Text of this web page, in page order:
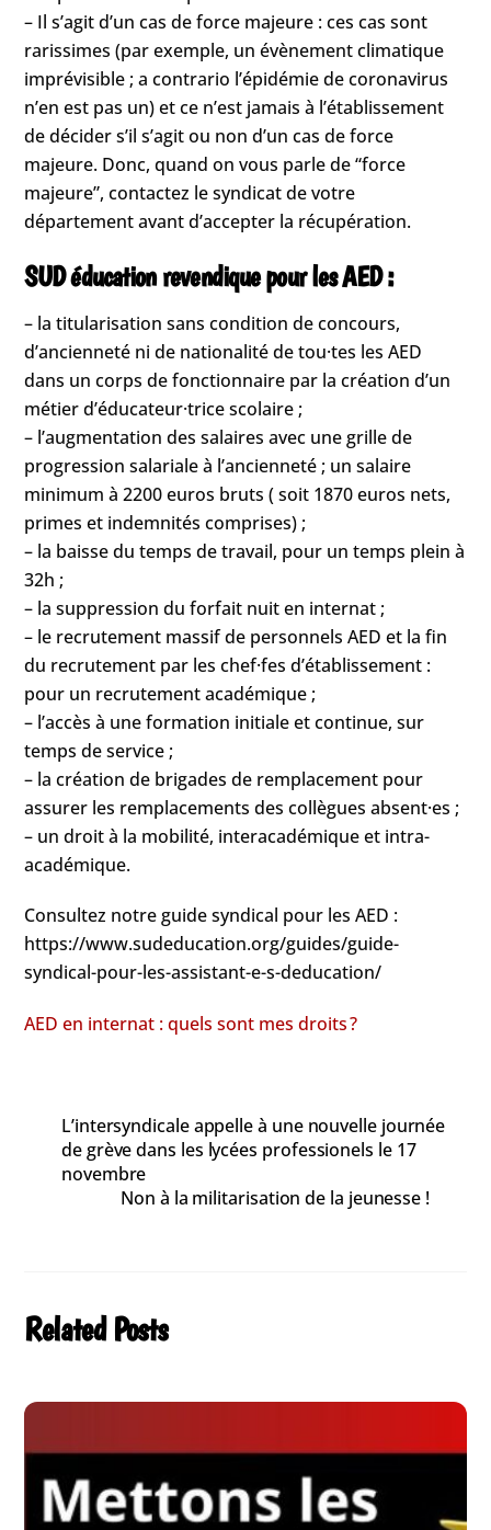
– Il s’agit d’un cas de force majeure : ces cas sont
rarissimes (par exemple, un évènement climatique
imprévisible ; a contrario l’épidémie de coronavirus
n’en est pas un) et ce n’est jamais à l’établissement
de décider s’il s’agit ou non d’un cas de force
majeure. Donc, quand on vous parle de “force
majeure”, contactez le syndicat de votre
département avant d’accepter la récupération.
SUD éducation revendique pour les AED :
– la titularisation sans condition de concours,
d’ancienneté ni de nationalité de tou·tes les AED
dans un corps de fonctionnaire par la création d’un
métier d’éducateur·trice scolaire ;
– l’augmentation des salaires avec une grille de
progression salariale à l’ancienneté ; un salaire
minimum à 2200 euros bruts ( soit 1870 euros nets,
primes et indemnités comprises) ;
– la baisse du temps de travail, pour un temps plein à
32h ;
– la suppression du forfait nuit en internat ;
– le recrutement massif de personnels AED et la fin
du recrutement par les chef·fes d’établissement :
pour un recrutement académique ;
– l’accès à une formation initiale et continue, sur
temps de service ;
– la création de brigades de remplacement pour
assurer les remplacements des collègues absent·es ;
– un droit à la mobilité, interacadémique et intra-
académique.
Consultez notre guide syndical pour les AED :
https://www.sudeducation.org/guides/guide-
syndical-pour-les-assistant-e-s-deducation/
AED en internat : quels sont mes droits ?
L’intersyndicale appelle à une nouvelle journée
de grève dans les lycées professionels le 17
novembre
Non à la militarisation de la jeunesse !
Related Posts